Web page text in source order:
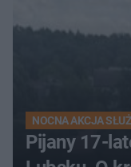
NOCNA AKCJA
Pijany 17-